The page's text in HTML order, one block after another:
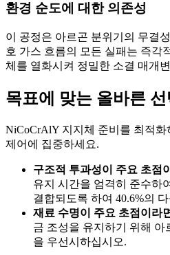
환경 순도에 대한 의존성
이 공정은 아르곤 분위기의 무결
호 가스 흐름의 모든 실패는 즉각
체를 열화시켜 정밀한 소결 매개
목표에 맞는 올바른 선
NiCoCrAlY 지지체 준비를 최적
제어에 집중하세요.
구조적 투과성이 주요 초점
유지 시간을 엄격히 준수하
결합되도록 하여 40.6%의
재료 수명이 주요 초점이라
금 조성을 유지하기 위해
을 우선시하십시오.